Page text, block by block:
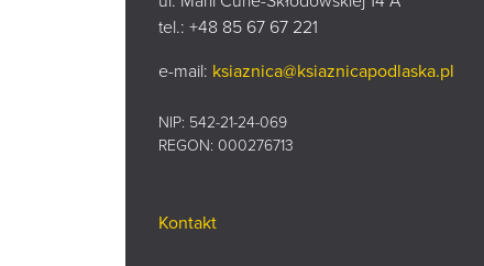
tel.: +48 85 67 67 221
e-mail: ksiaznica@ksiaznicapodlaska.pl
NIP: 542-21-24-069
REGON: 000276713
Kontakt